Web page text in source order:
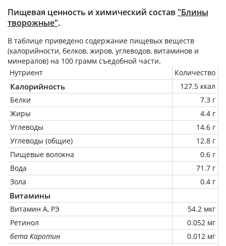
Пищевая ценность и химический состав "Блины
творожные".
В таблице приведено содержание пищевых веществ
(калорийности, белков, жиров, углеводов, витаминов и
минералов) на 100 грамм съедобной части.
Нутриент
Количество
Калорийность
127.5 ккал
Белки
7.3 г
Жиры
4.4 г
Углеводы
14.6 г
Углеводы (общие)
12.8 г
Пищевые волокна
0.6 г
Вода
71.7 г
Зола
0.4 г
Витамины
Витамин А, РЭ
54.2 мкг
Ретинол
0.052 мг
бета Каротин
0.012 мг